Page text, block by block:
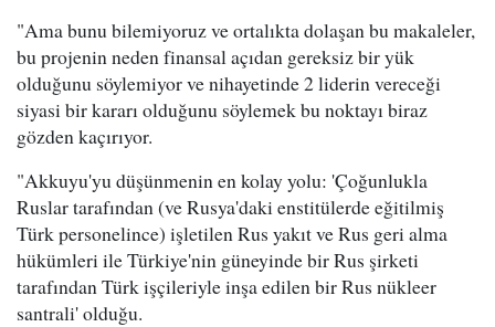
"Ama bunu bilemiyoruz ve ortalıkta dolaşan bu makaleler,
bu projenin neden finansal açıdan gereksiz bir yük
olduğunu söylemiyor ve nihayetinde 2 liderin vereceği
siyasi bir kararı olduğunu söylemek bu noktayı biraz
gözden kaçırıyor.
"Akkuyu'yu düşünmenin en kolay yolu: 'Çoğunlukla
Ruslar tarafından (ve Rusya'daki enstitülerde eğitilmiş
Türk personelince) işletilen Rus yakıt ve Rus geri alma
hükümleri ile Türkiye'nin güneyinde bir Rus şirketi
tarafından Türk işçileriyle inşa edilen bir Rus nükleer
santrali' olduğu.